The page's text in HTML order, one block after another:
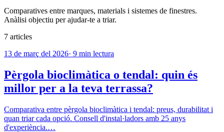
Comparatives entre marques, materials i sistemes de finestres.
Anàlisi objectiu per ajudar-te a triar.
7 articles
13 de març del 2026· 9 min lectura
Pèrgola bioclimàtica o tendal: quin és
millor per a la teva terrassa?
Comparativa entre pèrgola bioclimàtica i tendal: preus, durabilitat i
quan triar cada opció. Consell d'instal·ladors amb 25 anys
d'experiència.…